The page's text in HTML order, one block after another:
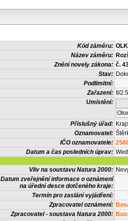
Kód záměru:
Název záměru:
Znění novely zákona: č.
Stav:
Podlimitní:
Zařazení:
II/
Umístění:
Příslušný úřad:
Oznamovatel:
IČO oznamovatele:
Datum a čas posledních úprav:
Vliv na soustavu Natura 2000:
Datum zveřejnění informace o oznámení
na úřední desce dotčeného kraje:
Termín pro zaslání vyjádření:
Zpracovatel oznámení:
Zpracovatel - soustava Natura 2000: